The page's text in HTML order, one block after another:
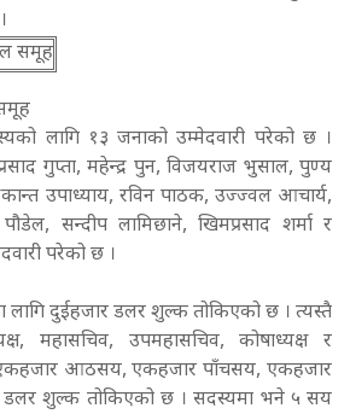
लागि १३ जनाको उम्मेदवारी परेको छ ।
गुप्ता, महेन्द्र पुन, विजयराज भुसाल, पुण्य
उपाध्याय, रविन पाठक, उज्ज्वल आचार्य,
सन्दीप लामिछाने, खिमप्रसाद शर्मा र
परेको छ ।
लागि दुईहजार डलर शुल्क तोकिएको छ । त्यस्तै
महासचिव, उपमहासचिव, कोषाध्यक्ष र
एकहजार आठसय, एकहजार पाँचसय, एकहजार
शुल्क तोकिएको छ । सदस्यमा भने ५ सय